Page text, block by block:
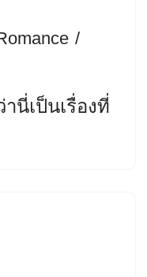
นี่เป็นเรื่องที่